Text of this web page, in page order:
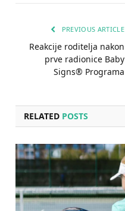
PREVIOUS ARTICLE
Reakcije roditelja nakon
prve radionice Baby
Signs® Programa
RELATED POSTS